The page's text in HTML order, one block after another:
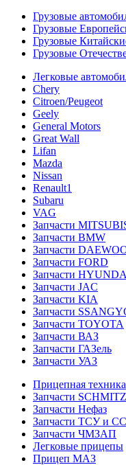
Грузовые
Грузовые
Грузовые
Грузовые
Легковые
Chery
Citroen/Peugeot
Geely
General Motors
Great Wall
Lifan
Mazda
Nissan
Renault1
Subaru
VAG
Запчасти
Запчасти BMW
Запчасти
Запчасти FORD
Запчасти
Запчасти JAC
Запчасти KIA
Запчасти
Запчасти TOYOTA
Запчасти ВАЗ
Запчасти ГАЗель
Запчасти УАЗ
Прицепная техника
Запчасти SCHMITZ
Запчасти Нефаз
Запчасти ТСУ и
Запчасти ЧМЗАП
Легковые прицепы
Прицеп МАЗ